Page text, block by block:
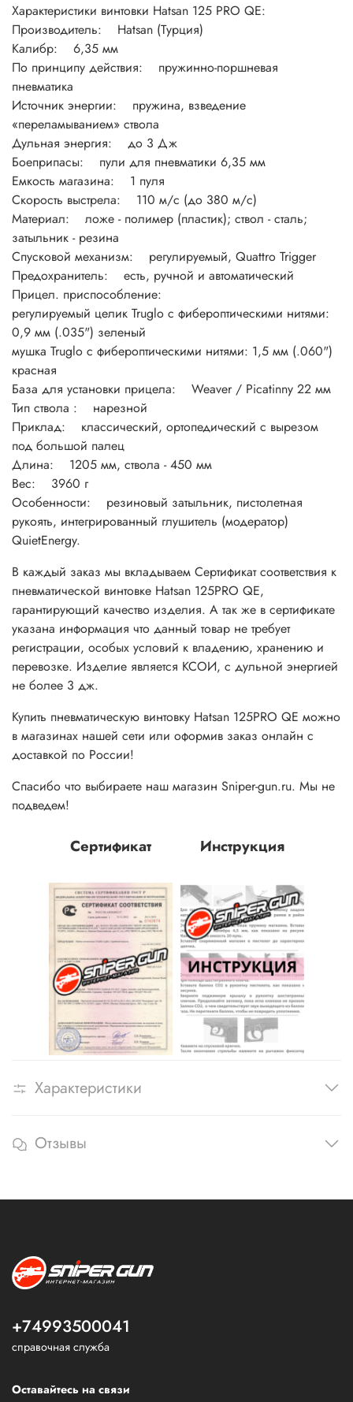
Характеристики винтовки Hatsan 125 PRO QE:
Производитель: Hatsan (Турция)
Калибр: 6,35 мм
По принципу действия: пружинно-поршневая
пневматика
Источник энергии: пружина, взведение
«переламыванием» ствола
Дульная энергия: до 3 Дж
Боеприпасы: пули для пневматики 6,35 мм
Емкость магазина: 1 пуля
Скорость выстрела: 110 м/с (до 380 м/с)
Материал: ложе - полимер (пластик); ствол - сталь;
затыльник - резина
Спусковой механизм: регулируемый, Quattro Trigger
Предохранитель: есть, ручной и автоматический
Прицел. приспособление:
регулируемый целик Truglo с фибероптическими нитями:
0,9 мм (.035") зеленый
мушка Truglo с фибероптическими нитями: 1,5 мм (.060")
красная
База для установки прицела: Weaver / Picatinny 22 мм
Тип ствола : нарезной
Приклад: классический, ортопедический с вырезом
под большой палец
Длина: 1205 мм, ствола - 450 мм
Вес: 3960 г
Особенности: резиновый затыльник, пистолетная
рукоять, интегрированный глушитель (модератор)
QuietEnergy.
В каждый заказ мы вкладываем Сертификат соответствия к
пневматической винтовке Hatsan 125PRO QE,
гарантирующий качество изделия. А так же в сертификате
указана информация что данный товар не требует
регистрации, особых условий к владению, хранению и
перевозке. Изделие является КСОИ, с дульной энергией
не более 3 дж.
Купить пневматическую винтовку Hatsan 125PRO QE можно
в магазинах нашей сети или оформив заказ онлайн с
доставкой по России!
Спасибо что выбираете наш магазин Sniper-gun.ru. Мы не
подведем!
Сертификат Инструкция
Характеристики
Отзывы
+74993500041
справочная служба
Оставайтесь на связи